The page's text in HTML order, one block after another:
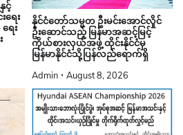
င့်
ရေး
ေး
နိုင်ငံတော်သမ္မတ ဦးမင်းအောင်လှိုင်
ဦးဆောင်သည့် မြန်မာအဆင့်မြင့်
ကိုယ်စားလှယ်အဖွဲ့ ထိုင်းနိုင်ငံမှ
မြန်မာနိုင်ငံသို့ပြန်လည်ရောက်ရှိ
Admin August 8, 2026